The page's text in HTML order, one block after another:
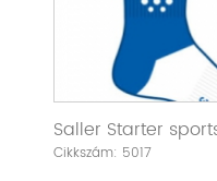
Saller Starter
Cikkszám: 5017